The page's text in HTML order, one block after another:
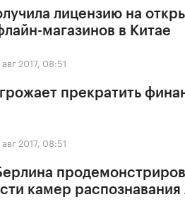
лицензию на
магазинов в Китае
2017, 08:51
прекратить
2017, 08:51
камер распознавания